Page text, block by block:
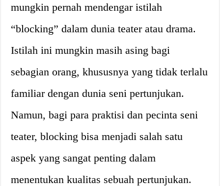
mungkin pernah mendengar istilah
“blocking” dalam dunia teater atau drama.
Istilah ini mungkin masih asing bagi
sebagian orang, khususnya yang tidak terlalu
familiar dengan dunia seni pertunjukan.
Namun, bagi para praktisi dan pecinta seni
teater, blocking bisa menjadi salah satu
aspek yang sangat penting dalam
menentukan kualitas sebuah pertunjukan.